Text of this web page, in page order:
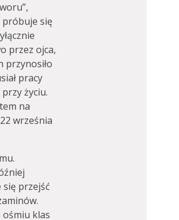
próbuje się
przez ojca,
przynosiło
pracy
życiu.
na
września
się przejść
ośmiu klas